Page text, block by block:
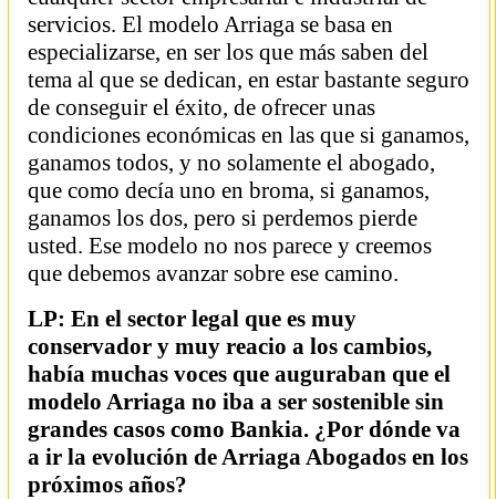
servicios. El modelo Arriaga se basa en
especializarse, en ser los que más saben del
tema al que se dedican, en estar bastante seguro
de conseguir el éxito, de ofrecer unas
condiciones económicas en las que si ganamos,
ganamos todos, y no solamente el abogado,
que como decía uno en broma, si ganamos,
ganamos los dos, pero si perdemos pierde
usted. Ese modelo no nos parece y creemos
que debemos avanzar sobre ese camino.
LP: En el sector legal que es muy
conservador y muy reacio a los cambios,
había muchas voces que auguraban que el
modelo Arriaga no iba a ser sostenible sin
grandes casos como Bankia. ¿Por dónde va
a ir la evolución de Arriaga Abogados en los
próximos años?